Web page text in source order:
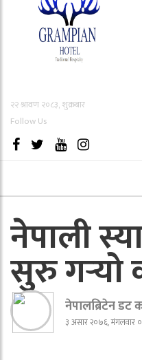
२२ श्रावण २०८३, शुक्रबार
Follow Us
नेपाली
सुरु गर्‍यो
नेपालब्रिटेन डट
३ असार २०७६, मंगलवार